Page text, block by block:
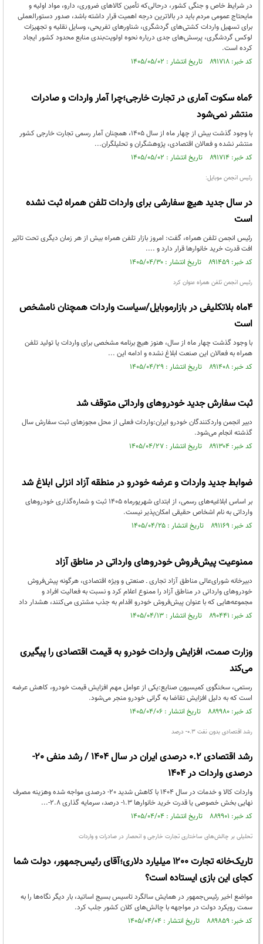
در شرایط خاص و جنگی کشور، درحالی‌که تأمین کالاهای ضروری، دارو، مواد اولیه و
مایحتاج عمومی مردم باید در بالاترین درجه اهمیت قرار داشته باشد، صدور دستورالعملی
برای تسهیل واردات کشتی‌های گردشگری، شناورهای تفریحی، وسایل نقلیه و تجهیزات
لوکس گردشگری، پرسش‌های جدی درباره نحوه اولویت‌بندی منابع محدود کشور ایجاد
کرده است.
کد خبر: ۸۹۱۷۱۸ تاریخ انتشار : ۱۴۰۵/۰۵/۰۲
۶ماه سکوت آماری در تجارت خارجی؛چرا آمار واردات و صادرات
منتشر نمی‌شود
با وجود گذشت بیش از چهار ماه از سال 1405، همچنان آمار رسمی تجارت خارجی کشور
منتشر نشده و فعالان اقتصادی، پژوهشگران و تحلیلگران...
کد خبر: ۸۹۱۷۱۴ تاریخ انتشار : ۱۴۰۵/۰۵/۰۲
رئیس انجمن موبایل:
در سال جدید هیچ سفارشی برای واردات تلفن همراه ثبت نشده
است
رئیس انجمن تلفن همراه، گفت: امروز بازار تلفن همراه بیش از هر زمان دیگری تحت تاثیر
افت قدرت خرید خانوارها قرار دارد و ....
کد خبر: ۸۹۱۴۵۹ تاریخ انتشار : ۱۴۰۵/۰۴/۳۰
رئیس انجمن تلفن همراه عنوان کرد
۴ماه بلاتکلیفی در بازارموبایل/سیاست واردات همچنان نامشخص
است
با وجود گذشت چهار ماه از سال، هنوز هیچ برنامه مشخصی برای واردات یا تولید تلفن
همراه به فعالان این صنعت ابلاغ نشده و ادامه این ...
کد خبر: ۸۹۱۴۰۸ تاریخ انتشار : ۱۴۰۵/۰۴/۲۹
ثبت سفارش جدید خودروهای وارداتی متوقف شد
دبیر انجمن واردکنندگان خودرو ایران:واردات فعلی از محل مجوزهای ثبت سفارش سال
گذشته انجام می‌شود.
کد خبر: ۸۹۱۳۰۴ تاریخ انتشار : ۱۴۰۵/۰۴/۲۷
ضوابط جدید واردات و عرضه خودرو در منطقه آزاد انزلی ابلاغ شد
بر اساس ابلاغیه‌های رسمی، از ابتدای شهریورماه ۱۴۰۵ ثبت و شماره‌گذاری خودروهای
وارداتی به نام اشخاص حقیقی امکان‌پذیر نیست‌.
کد خبر: ۸۹۱۱۶۹ تاریخ انتشار : ۱۴۰۵/۰۴/۲۵
ممنوعیت پیش‌فروش خودروهای وارداتی در مناطق آزاد
دبیرخانه شورای‌عالی مناطق آزاد تجاری ـ صنعتی و ویژه اقتصادی، هرگونه پیش‌فروش
خودروهای وارداتی در مناطق آزاد را ممنوع اعلام کرد و نسبت به فعالیت افراد و
مجموعه‌هایی که با عنوان پیش‌فروش خودرو اقدام به جذب مشتری می‌کنند، هشدار داد
کد خبر: ۸۹۰۴۴۱ تاریخ انتشار : ۱۴۰۵/۰۴/۱۳
وزارت صمت، افزایش واردات خودرو به قیمت اقتصادی را پیگیری
می‌کند
رستمی، سخنگوی کمیسیون صنایع:یکی از عوامل مهم افزایش قیمت خودرو، کاهش عرضه
است که به دلیل افزایش تقاضا به گرانی خودرو منجر می‌شود.
کد خبر: ۸۸۹۹۸۰ تاریخ انتشار : ۱۴۰۵/۰۴/۰۶
رشد اقتصادی بدون نفت 0.3- درصد
رشد اقتصادی 0.2 درصدی ایران در سال 1404 / رشد منفی 20-
درصدی واردات در 1404
واردات کالا و خدمات در سال 1404 با کاهش شدید 20- درصدی مواجه شده وهزینه مصرف
نهایی بخش خصوصی یا قدرت خرید خانوارها 1.3- درصد، سرمایه گذاری 2.8-...
کد خبر: ۸۸۹۹۰۱ تاریخ انتشار : ۱۴۰۵/۰۴/۰۴
تحلیلی بر چالش‌های ساختاری تجارت خارجی و انحصار در صادرات و واردات
تاریک‌خانه تجارت ۱۲۰۰ میلیارد دلاری؛آقای رئیس‌جمهور، دولت شما
کجای این بازی ایستاده است؟
مواضع اخیر رئیس‌جمهور در همایش سالگرد تاسیس بسیج اساتید، بار دیگر نگاه‌ها را به
سمت رویکرد دولت در مواجهه با چالش‌های کلان کشور جلب کرد.
کد خبر: ۸۸۹۸۵۹ تاریخ انتشار : ۱۴۰۵/۰۴/۰۴